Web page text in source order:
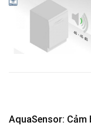
AquaSensor: Cảm